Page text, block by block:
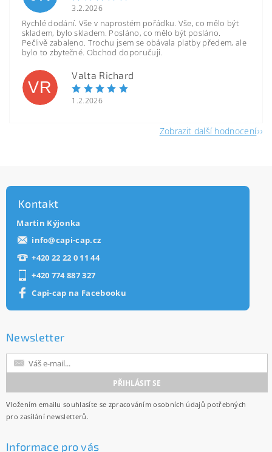
3.2.2026
Rychlé dodání. Vše v naprostém pořádku. Vše, co mělo být
skladem, bylo skladem. Posláno, co mělo být posláno.
Pečlivě zabaleno. Trochu jsem se obávala platby předem, ale
bylo to zbytečné. Obchod doporučuji.
VR
Valta Richard
1.2.2026
Zobrazit další hodnocení
Kontakt
Martin Kýjonka
info@capi-cap.cz
+420 22 22 0 11 44
+420 774 887 327
Capi-cap na Facebooku
Newsletter
Vložením emailu souhlasíte se zpracováním osobních údajů potřebných
pro zasílání newsletterů.
Informace pro vás